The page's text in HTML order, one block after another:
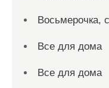
Восьмерочка,
Все для дома
Все для дома